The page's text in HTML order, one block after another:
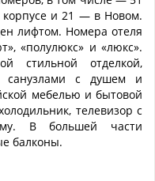
и 21 — в Новом.
лифтом. Номера отеля
«полулюкс» и «люкс».
стильной отделкой,
санузлами с душем и
мебелью и бытовой
телевизор с
В большей части
балконы.